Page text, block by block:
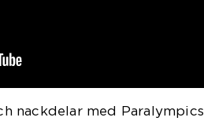
nackdelar med Paralympics